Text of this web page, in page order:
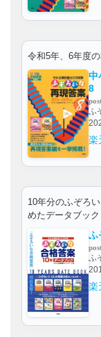
令和5年、6年度
中
8
ふ
楽
10年分のふぞろ
めたデータブック
ふ
ふ
楽